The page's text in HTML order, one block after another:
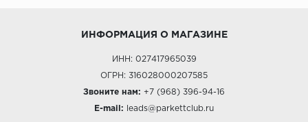
ИНФОРМАЦИЯ О МАГАЗИНЕ
ИНН: 027417965039
ОГРН: 316028000207585
Звоните нам: +7 (968) 396-94-16
E-mail: leads@parkettclub.ru